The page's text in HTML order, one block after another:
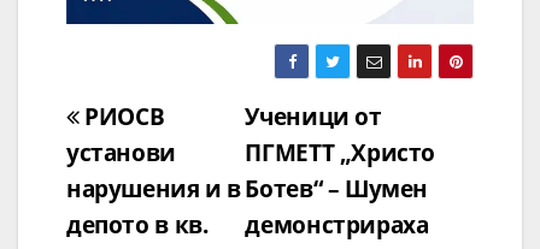
НавигацияУченици от
ПГМЕТТ „Христо
Ботев“ – Шумен
демонстрираха
РИОСВ
установи
нарушения и в
депото в кв.